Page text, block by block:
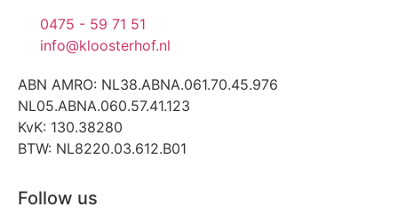
0475 - 59 71 51
info@kloosterhof.nl
ABN AMRO: NL38.ABNA.061.70.45.976
NL05.ABNA.060.57.41.123
KvK: 130.38280
BTW: NL8220.03.612.B01
Follow us